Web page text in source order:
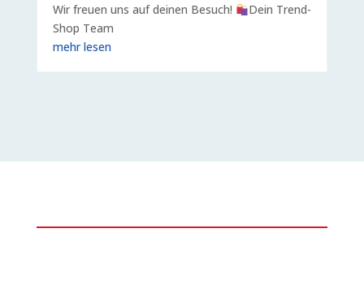
Wir freuen uns auf deinen Besuch!
Dein Trend-
Shop Team
mehr lesen